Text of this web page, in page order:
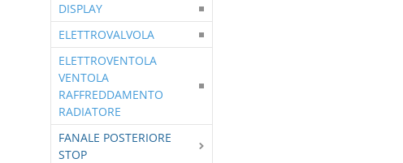
DISPLAY
ELETTROVALVOLA
ELETTROVENTOLA
VENTOLA
RAFFREDDAMENTO
RADIATORE
FANALE POSTERIORE
STOP